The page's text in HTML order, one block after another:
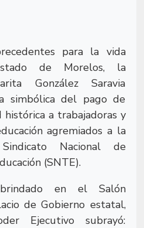
para la vida
de Morelos, la
González Saravia
simbólica del pago de
a trabajadoras y
agremiados a la
Nacional de
(SNTE).
en el Salón
de Gobierno estatal,
Ejecutivo subrayó: